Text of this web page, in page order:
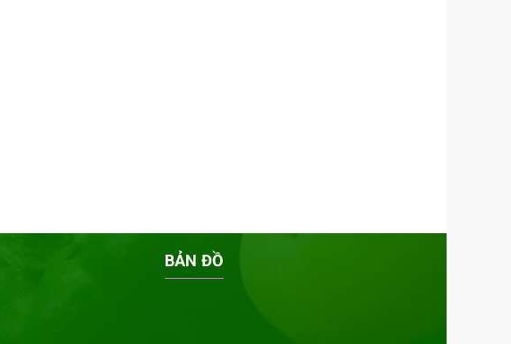
BẢN ĐỒ